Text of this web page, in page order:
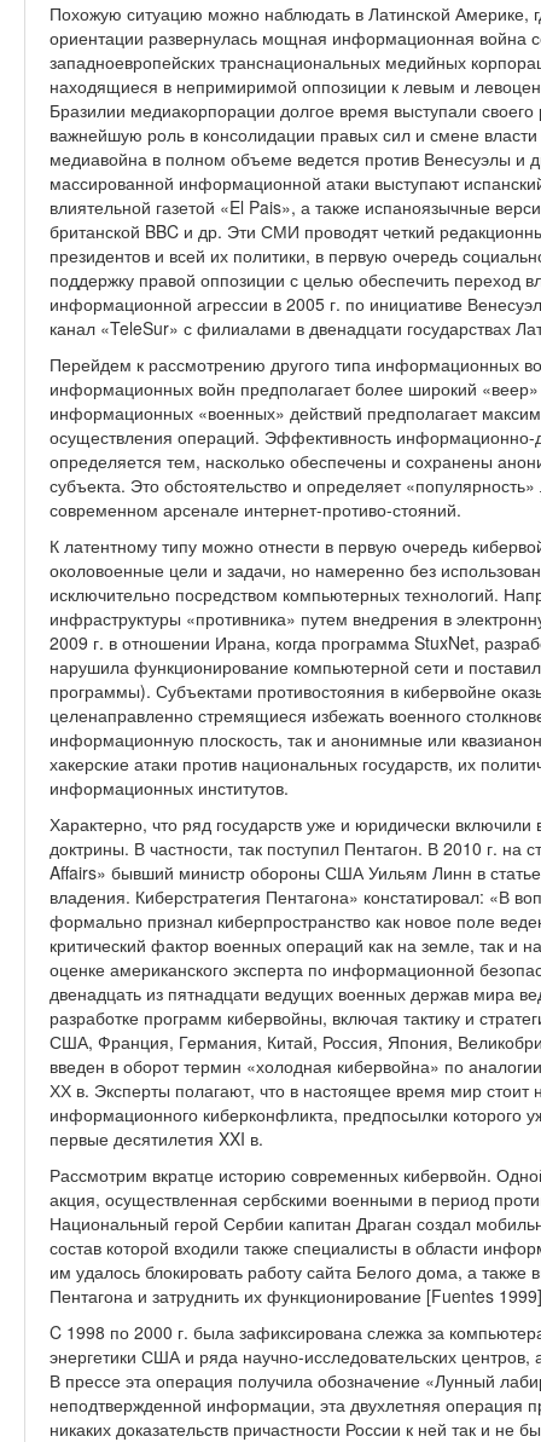
Похожую ситуацию можно наблюдать в Латинской Америке,
ориентации развернулась мощная информационная война
западноевропейских транснациональных медийных
находящиеся в непримиримой оппозиции к левым и
Бразилии медиакорпорации долгое время выступали
важнейшую роль в консолидации правых сил и смене
медиавойна в полном объеме ведется против Венесуэлы и
массированной информационной атаки выступают
влиятельной газетой «El Pais», а также испаноязычные
британской BBC и др. Эти СМИ проводят четкий
президентов и всей их политики, в первую очередь
поддержку правой оппозиции с целью обеспечить переход
информационной агрессии в 2005 г. по инициативе
канал «TeleSur» с филиалами в двенадцати государствах
Перейдем к рассмотрению другого типа информационных
информационных войн предполагает более широкий
информационных «военных» действий предполагает
осуществления операций. Эффективность
определяется тем, насколько обеспечены и сохранены
субъекта. Это обстоятельство и определяет
современном арсенале интернет-противо-стояний.
К латентному типу можно отнести в первую очередь
околовоенные цели и задачи, но намеренно без
исключительно посредством компьютерных технологий.
инфраструктуры «противника» путем внедрения в
2009 г. в отношении Ирана, когда программа StuxNet,
нарушила функционирование компьютерной сети и
программы). Субъектами противостояния в кибервойне
целенаправленно стремящиеся избежать военного
информационную плоскость, так и анонимные или
хакерские атаки против национальных государств, их
информационных институтов.
Характерно, что ряд государств уже и юридически
доктрины. В частности, так поступил Пентагон. В 2010 г. на
Affairs» бывший министр обороны США Уильям Линн в
владения. Киберстратегия Пентагона» констатировал: «В
формально признал киберпространство как новое поле
критический фактор военных операций как на земле, так и
оценке американского эксперта по информационной
двенадцать из пятнадцати ведущих военных держав мира
разработке программ кибервойны, включая тактику и
США, Франция, Германия, Китай, Россия, Япония,
введен в оборот термин «холодная кибервойна» по
ХХ в. Эксперты полагают, что в настоящее время мир стоит
информационного киберконфликта, предпосылки которого
первые десятилетия XXI в.
Рассмотрим вкратце историю современных кибервойн.
акция, осуществленная сербскими военными в период
Национальный герой Сербии капитан Драган создал
состав которой входили также специалисты в области
им удалось блокировать работу сайта Белого дома, а
Пентагона и затруднить их функционирование [Fuentes
C 1998 по 2000 г. была зафиксирована слежка за
энергетики США и ряда научно-исследовательских
В прессе эта операция получила обозначение «Лунный
неподтвержденной информации, эта двухлетняя операция
никаких доказательств причастности России к ней так и не